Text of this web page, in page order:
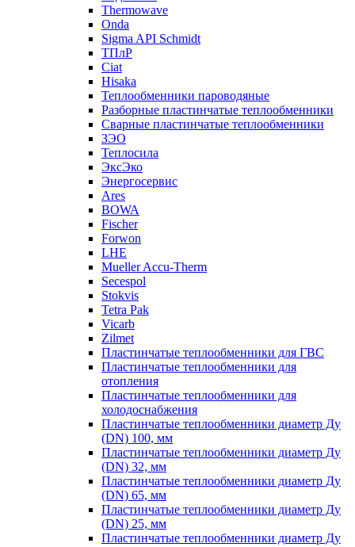
Thermowave
Onda
Sigma API Schmidt
ТПлР
Ciat
Hisaka
Теплообменники пароводяные
Разборные пластинчатые теплообменники
Сварные пластинчатые теплообменники
ЗЭО
Теплосила
ЭксЭко
Энергосервис
Ares
BOWA
Fischer
Forwon
LHE
Mueller Accu-Therm
Secespol
Stokvis
Tetra Pak
Vicarb
Zilmet
Пластинчатые теплообменники для ГВС
Пластинчатые теплообменники для
отопления
Пластинчатые теплообменники для
холодоснабжения
Пластинчатые теплообменники диаметр Ду
(DN) 100, мм
Пластинчатые теплообменники диаметр Ду
(DN) 32, мм
Пластинчатые теплообменники диаметр Ду
(DN) 65, мм
Пластинчатые теплообменники диаметр Ду
(DN) 25, мм
Пластинчатые теплообменники диаметр Ду